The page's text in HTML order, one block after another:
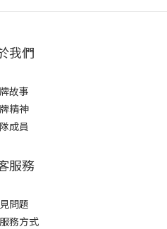
我們
故事
精神
成員
服務
問題
務方式